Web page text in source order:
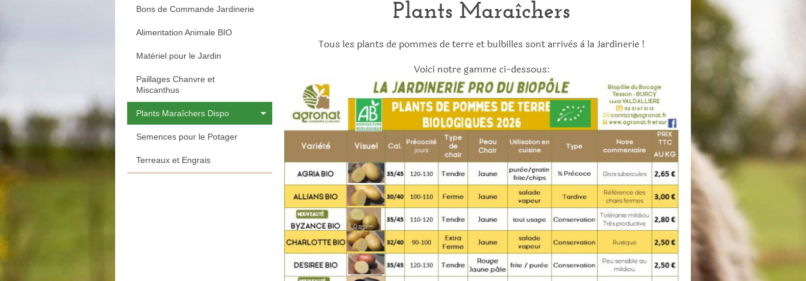
Plants Maraîchers
Tous les plants de pommes de terre et bulbilles sont arrivès à la Jardinerie !
Voici notre gamme ci-dessous:
Bons de Commande Jardinerie
Alimentation Animale BIO
Matériel pour le Jardin
Paillages Chanvre et
Miscanthus
Plants Maraîchers Dispo
Semences pour le Potager
Terreaux et Engrais